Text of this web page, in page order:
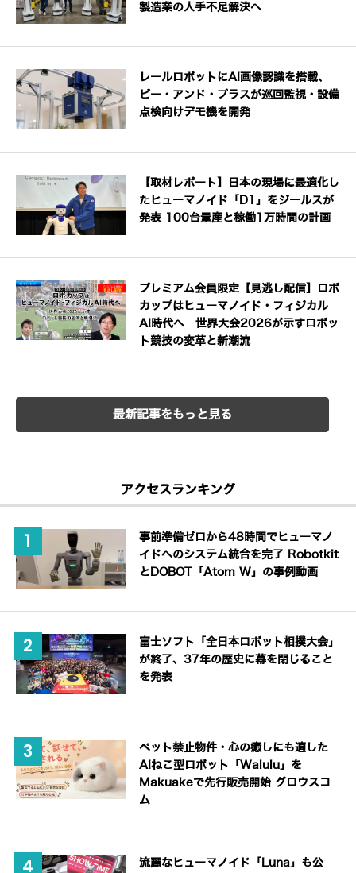
製造業の人手不足解決へ
レールロボットにAI画像認識を搭載、
ビー・アンド・プラスが巡回監視・設備
点検向けデモ機を開発
【取材レポート】日本の現場に最適化し
たヒューマノイド「D1」をジールスが
発表 100台量産と稼働1万時間の計画
プレミアム会員限定【見逃し配信】ロボ
カップはヒューマノイド・フィジカル
AI時代へ 世界大会2026が示すロボッ
ト競技の変革と新潮流
最新記事をもっと見る
アクセスランキング
事前準備ゼロから48時間でヒューマノ
イドへのシステム統合を完了 Robotkit
とDOBOT「Atom W」の事例動画
富士ソフト「全日本ロボット相撲大会」
が終了、37年の歴史に幕を閉じること
を発表
ペット禁止物件・心の癒しにも適した
AIねこ型ロボット「Walulu」を
Makuakeで先行販売開始 グロウスコ
ム
流麗なヒューマノイド「Luna」も公